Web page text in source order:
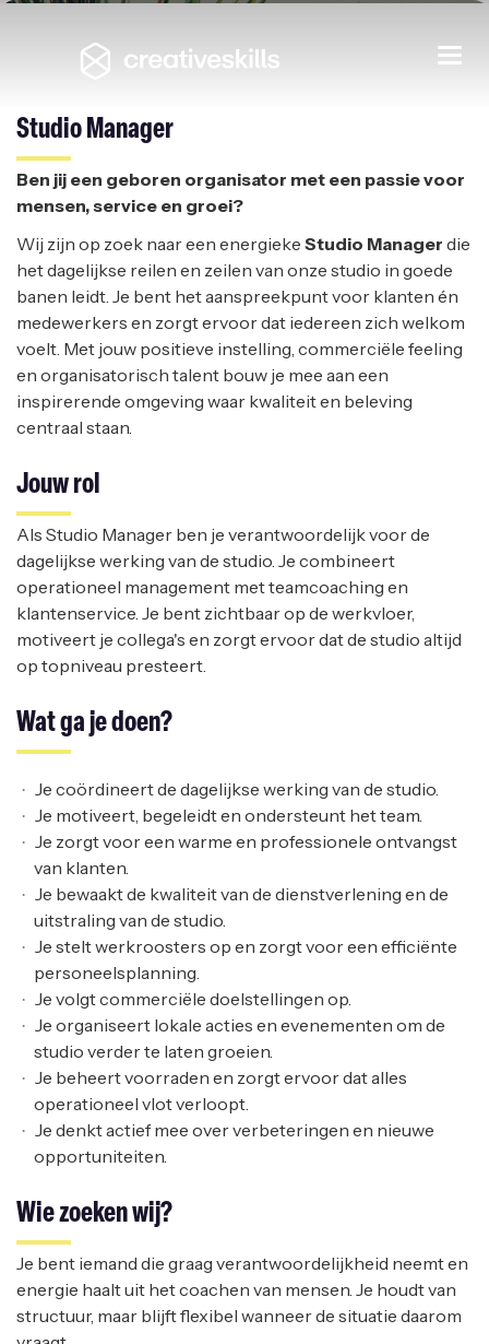
Studio Manager
Studio Manager
Ben jij een geboren organisator met een passie voor
mensen, service en groei?
Wij zijn op zoek naar een energieke Studio Manager die
het dagelijkse reilen en zeilen van onze studio in goede
banen leidt. Je bent het aanspreekpunt voor klanten én
medewerkers en zorgt ervoor dat iedereen zich welkom
voelt. Met jouw positieve instelling, commerciële feeling
en organisatorisch talent bouw je mee aan een
inspirerende omgeving waar kwaliteit en beleving
centraal staan.
Jouw rol
Als Studio Manager ben je verantwoordelijk voor de
dagelijkse werking van de studio. Je combineert
operationeel management met teamcoaching en
klantenservice. Je bent zichtbaar op de werkvloer,
motiveert je collega's en zorgt ervoor dat de studio altijd
op topniveau presteert.
Wat ga je doen?
Je coördineert de dagelijkse werking van de studio.
Je motiveert, begeleidt en ondersteunt het team.
Je zorgt voor een warme en professionele ontvangst
van klanten.
Je bewaakt de kwaliteit van de dienstverlening en de
uitstraling van de studio.
Je stelt werkroosters op en zorgt voor een efficiënte
personeelsplanning.
Je volgt commerciële doelstellingen op.
Je organiseert lokale acties en evenementen om de
studio verder te laten groeien.
Je beheert voorraden en zorgt ervoor dat alles
operationeel vlot verloopt.
Je denkt actief mee over verbeteringen en nieuwe
opportuniteiten.
Wie zoeken wij?
Je bent iemand die graag verantwoordelijkheid neemt en
energie haalt uit het coachen van mensen. Je houdt van
structuur, maar blijft flexibel wanneer de situatie daarom